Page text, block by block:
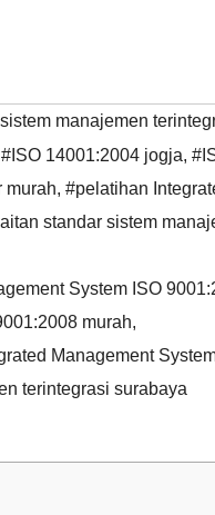
manajemen
#ISO 14001:2004 jogja,
murah, #pelatihan
standar sistem
System ISO
murah,
Management
terintegrasi surabaya